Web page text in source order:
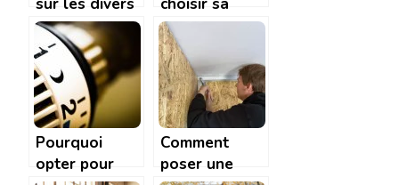
sur les divers
elements du
toit
choisir sa
raboteuse ?
Pourquoi
opter pour
Comment
poser une